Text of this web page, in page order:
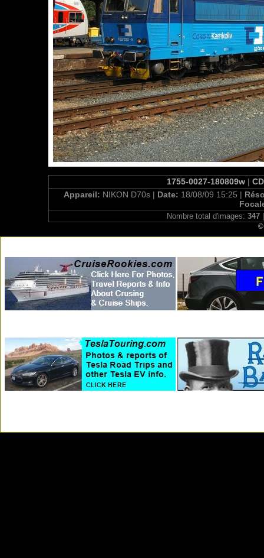
1755-0027-180809w |
Appareil: NIKON D70s | Date: 18/08/09 15:25 |
Nombre total d'images: 347|
©